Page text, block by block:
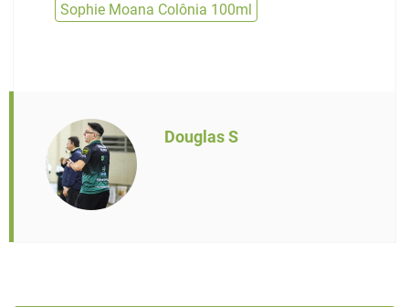
Sophie Moana Colônia 100ml
Douglas S